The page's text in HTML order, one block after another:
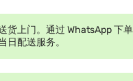
货上门。通过 WhatsApp 下
日配送服务。